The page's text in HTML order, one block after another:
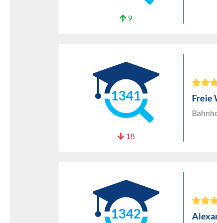
9
1341
18
Freie
1342